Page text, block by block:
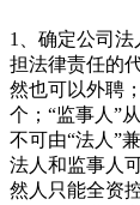
1、确定公司
担法律责任的
然也可以外聘
个；“监事人”
不可由“法人”
法人和监事人
然人只能全资